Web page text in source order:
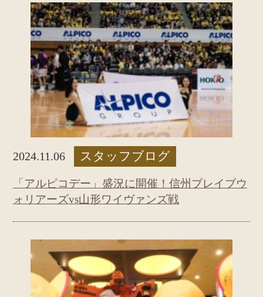
2024.11.06 スタッフブログ
「アルピコデー」盛況に開催！信州ブレイブウ
ォリアーズvs山形ワイヴァンズ戦